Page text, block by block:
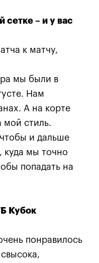
– и у вас
к матчу,
мы были в
Нам
А на корте
мой стиль.
и дальше
куда мы точно
попадать на
Кубок
понравилось